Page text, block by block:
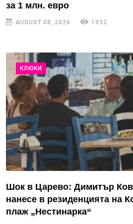
за 1 млн. евро
AUGUST 08, 2026 1932
КЛЮКИ
Шок в Царево: Димитър
нанесе в резиденцията на
плаж „Нестинарка“